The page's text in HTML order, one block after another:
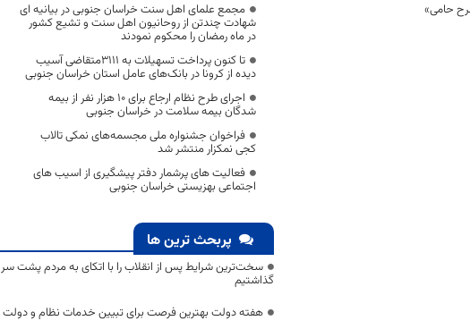
مجمع علمای اهل سنت خراسان جنوبی در بیانیه ای
شهادت چندتن از روحانیون اهل سنت و تشیع کشور
در ماه رمضان را محکوم نمودند
تا کنون پرداخت تسهیلات به ۳۱۱۱متقاضی آسیب
دیده از کرونا در بانک‌های عامل استان خراسان جنوبی
اجرای طرح نظام ارجاع برای ۱۰ هزار نفر از بیمه
شدگان بیمه سلامت در خراسان جنوبی
فراخوان جشنواره ملی مجسمه‌های نمکی تالاب
کجی نمکزار منتشر شد
فعالیت های پرشمار دفتر پیشگیری از اسیب های
اجتماعی بهزیستی خراسان جنوبی
پربحث ترین ها
سخت‌ترین شرایط پس از انقلاب را با اتکای به مردم پشت سر
گذاشتیم
هفته دولت بهترین فرصت برای تبیین خدمات نظام و دولت